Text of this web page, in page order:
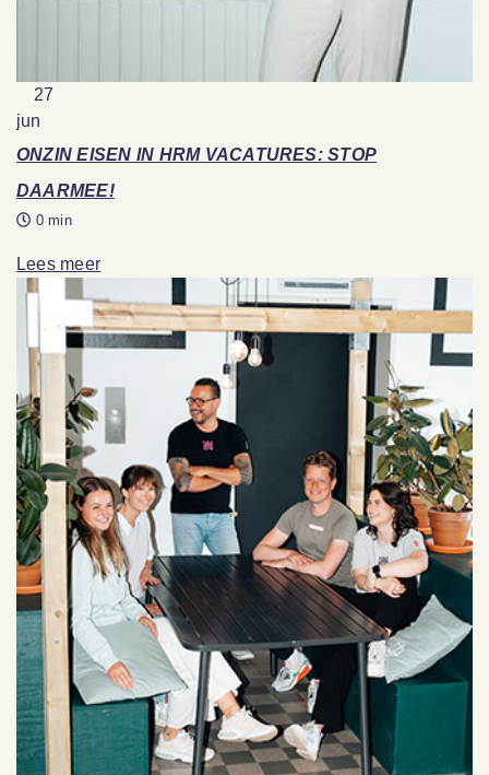
27
jun
ONZIN EISEN IN HRM VACATURES: STOP
DAARMEE!
0 min
Lees meer